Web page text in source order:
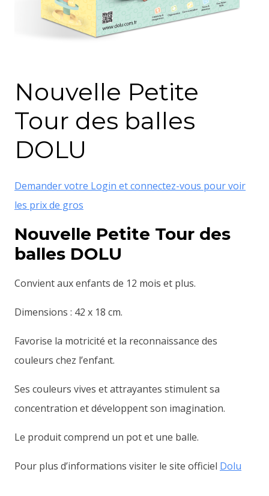
Nouvelle Petite
Tour des balles
DOLU
Demander votre Login et connectez-vous pour voir
les prix de gros
Nouvelle Petite Tour des
balles DOLU
Convient aux enfants de 12 mois et plus.
Dimensions : 42 x 18 cm.
Favorise la motricité et la reconnaissance des
couleurs chez l’enfant.
Ses couleurs vives et attrayantes stimulent sa
concentration et développent son imagination.
Le produit comprend un pot et une balle.
Pour plus d’informations visiter le site officiel Dolu